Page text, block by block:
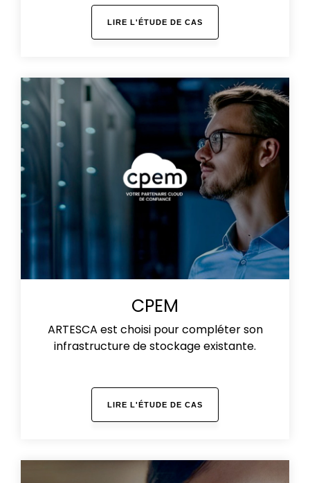
LIRE L'ÉTUDE DE CAS
CPEM
ARTESCA est choisi pour compléter son
infrastructure de stockage existante.
LIRE L'ÉTUDE DE CAS